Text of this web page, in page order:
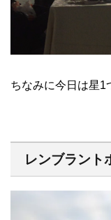
ちなみに今日は星1
レンブラント